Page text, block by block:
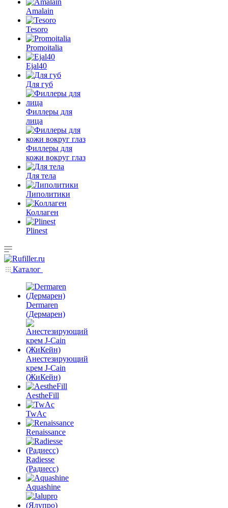
Amalain
Tesoro
Promoitalia
Ejal40
Для губ
Филлеры для
лица
Филлеры для
кожи вокруг глаз
Для тела
Липолитики
Коллаген
Plinest
Каталог
Dermaren
(Дермарен)
Анестезирующий
крем J-Cain
(ЖиКейн)
AestheFill
TwAc
Renaissance
Radiesse
(Радиесс)
Aquashine